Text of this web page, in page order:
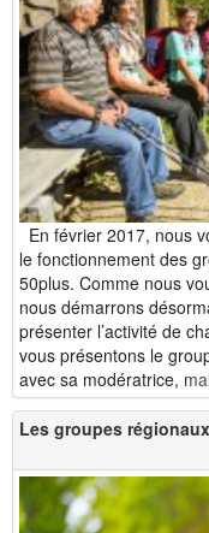
En février 2017, nous
le fonctionnement des
50plus. Comme nous
nous démarrons
présenter l’activité de
vous présentons le
avec sa modératrice,
Les groupes